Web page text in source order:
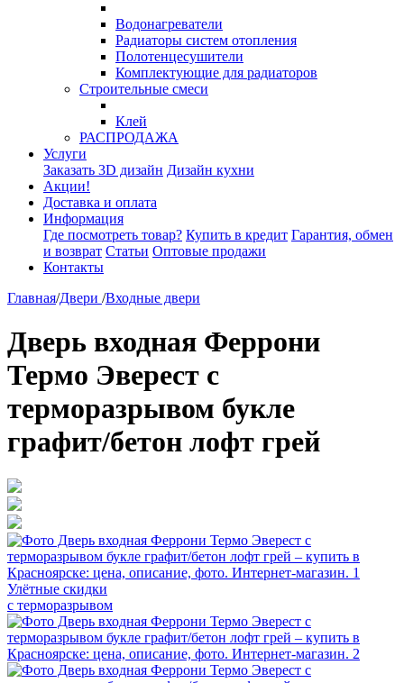
Водонагреватели
Радиаторы систем отопления
Полотенцесушители
Комплектующие для радиаторов
Строительные смеси
Клей
РАСПРОДАЖА
Услуги
Заказать 3D дизайн Дизайн кухни
Акции!
Доставка и оплата
Информация
Где посмотреть товар? Купить в кредит Гарантия, обмен
и возврат Статьи Оптовые продажи
Контакты
Главная/Двери /Входные двери
Дверь входная Феррони
Термо Эверест с
терморазрывом букле
графит/бетон лофт грей
Улётные скидки
с терморазрывом